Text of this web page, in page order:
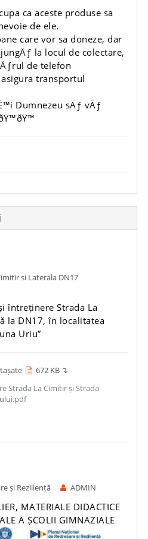
ca aceste produse sa
de ele.
care vor sa doneze, dar
la locul de colectare,
de telefon
transportul
Dumnezeu sÄƒ vÄƒ
si Laterala DN17
întreținere Strada La
la DN17, în localitatea
Uriu”
672 KB ↴
Strada La Cimitir și Strada
și Reziliență
ADMIN
MATERIALE DIDACTICE
A ȘCOLII GIMNAZIALE